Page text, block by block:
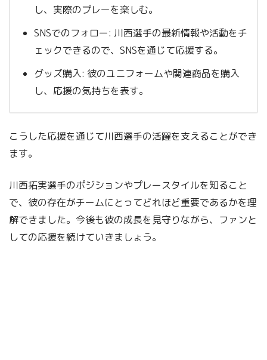
し、実際のプレーを楽しむ。
SNSでのフォロー: 川西選手の最新情報や活動をチ
ェックできるので、SNSを通じて応援する。
グッズ購入: 彼のユニフォームや関連商品を購入
し、応援の気持ちを表す。
こうした応援を通じて川西選手の活躍を支えることができ
ます。
川西拓実選手のポジションやプレースタイルを知ること
で、彼の存在がチームにとってどれほど重要であるかを理
解できました。今後も彼の成長を見守りながら、ファンと
しての応援を続けていきましょう。